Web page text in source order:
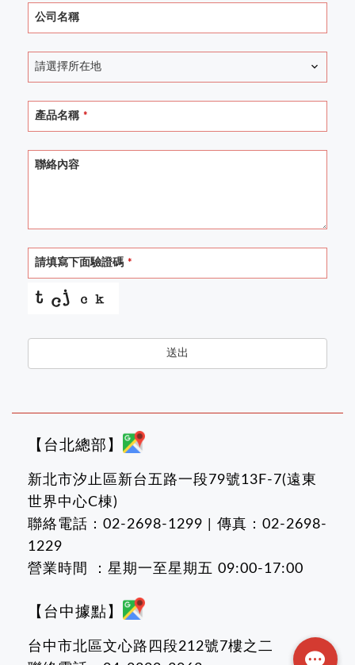
公司名稱
請選擇所在地
產品名稱 *
聯絡內容
請填寫下面驗證碼 *
送出
【台北總部】
新北市汐止區新台五路一段79號13F-7(遠東
世界中心C棟)
聯絡電話：02-2698-1299 | 傳真：02-2698-
1229
營業時間 ：星期一至星期五 09:00-17:00
【台中據點】
台中市北區文心路四段212號7樓之二